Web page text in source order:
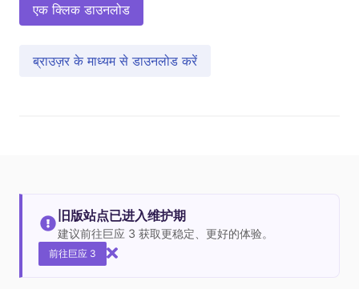
एक क्लिक डाउनलोड
ब्राउज़र के माध्यम से डाउनलोड करें
旧版站点已进入维护期
建议前往巨应 3 获取更稳定、更好的体验。
前往巨应 3